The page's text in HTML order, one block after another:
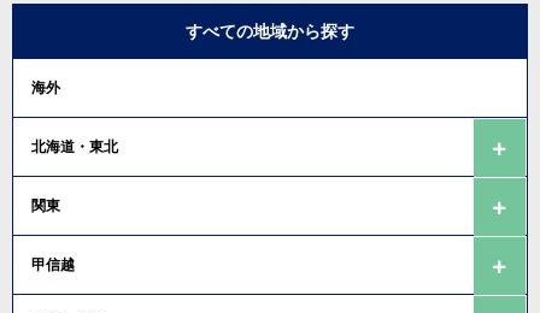
すべての地域から探す
海外
北海道・東北
関東
甲信越